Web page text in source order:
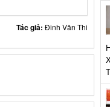
Tác giả: Đinh Văn Thi